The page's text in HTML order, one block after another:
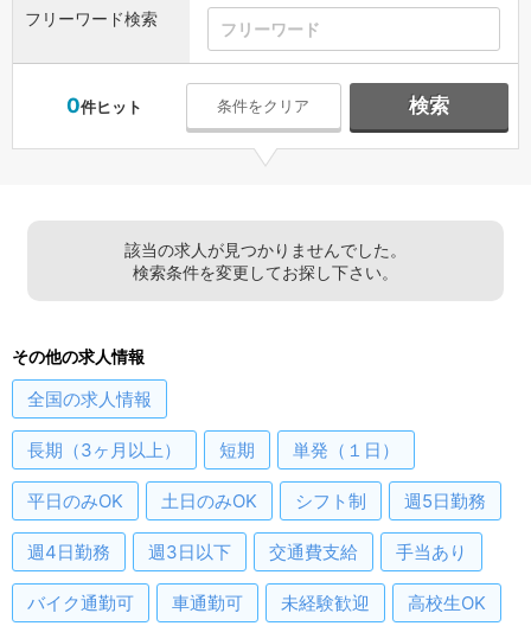
フリーワード検索
0件ヒット 条件をクリア 検索
該当の求人が見つかりませんでした。
検索条件を変更してお探し下さい。
その他の求人情報
全国の求人情報
長期（3ヶ月以上） 短期 単発（１日）
平日のみOK 土日のみOK シフト制 週5日勤務
週4日勤務 週3日以下 交通費支給 手当あり
バイク通勤可 車通勤可 未経験歓迎 高校生OK